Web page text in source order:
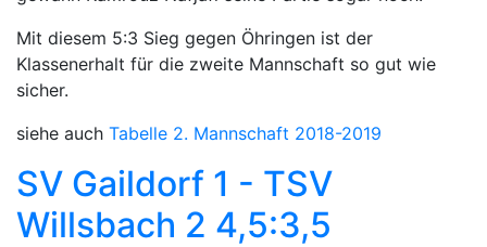
Mit diesem 5:3 Sieg gegen Öhringen ist der
Klassenerhalt für die zweite Mannschaft so gut wie
sicher.
siehe auch Tabelle 2. Mannschaft 2018-2019
SV Gaildorf 1 - TSV
Willsbach 2 4,5:3,5